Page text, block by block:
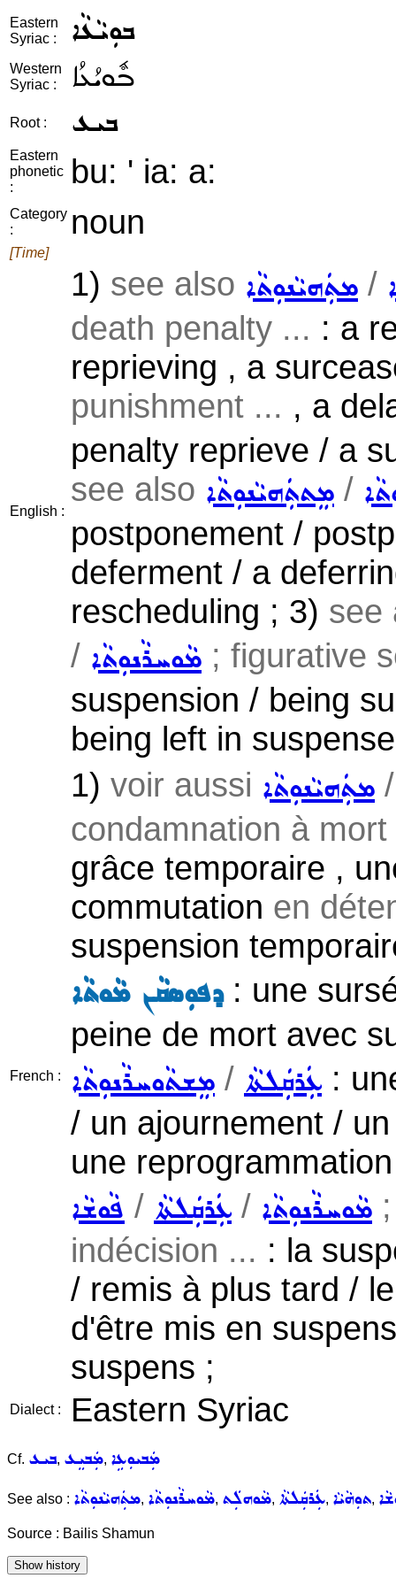
Eastern
Syriac :
ܒܘܼܝܵܥܵܐ
Western
Syriac :
ܒܽܘܝܳܥܳܐ
Root : ܒܝܥ
Eastern
phonetic
:
bu: ' ia: a:
Category
:
noun
[Time]
English :
1) see also ܡܬܲܗܝܵܢܘܼܬܵܐ /
death penalty ... : a
reprieving , a
punishment ... , a
penalty reprieve / a
see also ܡܸܬܬܲܗܝܵܢܘܼܬܵܐ /
postponement /
deferment / a
rescheduling ; 3) see
/ ܡܵܘܚܪܵܢܘܼܬܵܐ ; figurative
suspension / being
being left in
French :
1) voir aussi ܡܬܲܗܝܵܢܘܼܬܵܐ
condamnation à
grâce temporaire ,
commutation en
suspension
ܕܦܘܼܣܩܵܢ ܡܵܘܬܵܐ: une
peine de mort avec
ܡܸܫܬܵܘܚܪܵܢܘܼܬܵܐ / ܥܲܪܩܲܠܬܵܐ :
/ un ajournement /
une
ܦܵܘܫܵܐ / ܥܲܪܩܲܠܬܵܐ / ܡܵܘܚܪܵܢܘܼܬܵܐ
indécision ... : la
/ remis à plus tard /
d'être mis en
suspens ;
Dialect : Eastern Syriac
Cf. ܒܝܥ, ܡܲܒܝܸܥ, ܡܲܒܝܘܼܥܹܐ
See also : ܡܬܲܗܝܵܢܘܼܬܵܐ, ܡܵܘܚܪܵܢܘܼܬܵܐ, ܡܵܘܗܠܲܬ, ܥܲܪܩܲܠܬܵܐ, ܬܘܼܗܵܝܵܐ,
Source : Bailis Shamun